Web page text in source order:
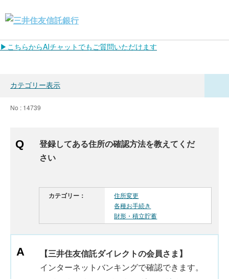
▶こちらからAIチャットでもご質問いただけます
カテゴリー表示
No : 14739
登録してある住所の確認方法を教えてくだ
さい
カテゴリー：
住所変更
各種お手続き
財形・積立貯蓄
【三井住友信託ダイレクトの会員さま】
インターネットバンキングで確認できます。